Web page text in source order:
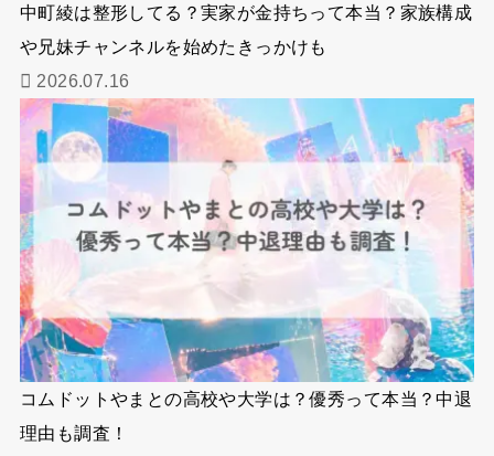
中町綾は整形してる？実家が金持ちって本当？家族構成
や兄妹チャンネルを始めたきっかけも
2026.07.16
コムドットやまとの高校や大学は？優秀って本当？中退
理由も調査！